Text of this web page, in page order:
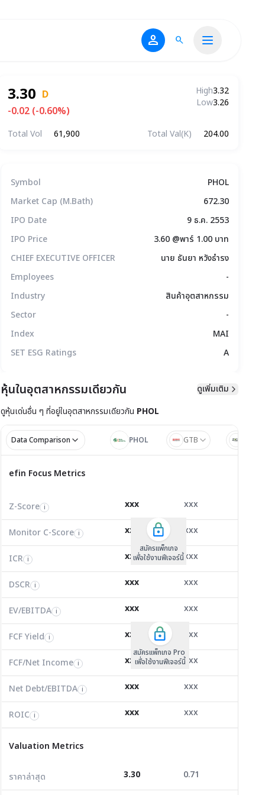
person search
3.30 D
-0.02 (-0.60%)
High3.32
Low3.26
Total Vol 61,900 Total Val(K) 204.00
ทางเทคนิค สิทธิประโยชน์
Symbol
PHOL
Market Cap (M.Bath)
672.30
IPO Date
9 ธ.ค. 2553
IPO Price
3.60 @พาร์ 1.00 บาท
CHIEF EXECUTIVE OFFICER
นาย ธันยา หวังธำรง
Employees
-
Industry
สินค้าอุตสาหกรรม
Sector
-
Index
MAI
SET ESG Ratings
A
หุ้นในอุตสาหกรรมเดียวกัน
ดูเพิ่มเติม
ดูหุ้นเด่นอื่น ๆ ที่อยู่ในอุตสาหกรรมเดียวกัน PHOL
Data Comparison PHOL GTB
efin Focus Metrics
Z-Score i 4.21 3.84
Monitor C-Score
0.00 0.00
ICR i 36.13 43.60
DSCR
EV/EBITDA
FCF Yield i 8.85 0.00
FCF/Net Income
0.71 0.00
-0.27 0.00
ROIC i 18.45 12.34
P/BV
1.30 0.81
efin Focus Metrics
Z-Score i
Monitor C-Score i
ICR i
DSCR i
สมัครแพ็คเกจ B
เพื่อใช้งานฟีเจอร์นี้
EV/EBITDA
FCF Yield i
FCF/Net Income
Net Debt/EBITDA
ROIC i
สมัครแพ็คเกจ B
เพื่อใช้งานฟีเจอร์นี้
Z-Score i xxx xxx
Monitor C-Score i xxx xxx
ICR i xxx xxx
DSCR i xxx xxx
สมัครแพ็กเกจ
เพื่อใช้งานฟีเจอร์นี้
EV/EBITDA i xxx xxx
FCF Yield i xxx xxx
FCF/Net Income i xxx xxx
Net Debt/EBITDA i xxx xxx
ROIC i xxx xxx
สมัครแพ็กเกจ Pro
เพื่อใช้งานฟีเจอร์นี้
Valuation Metrics
ราคาล่าสุด 3.30 0.71